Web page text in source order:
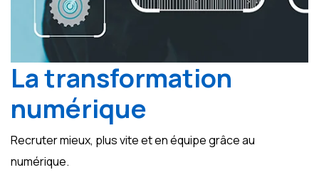
La transformation
numérique
Recruter mieux, plus vite et en équipe grâce au
numérique.